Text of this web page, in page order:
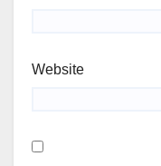
Website